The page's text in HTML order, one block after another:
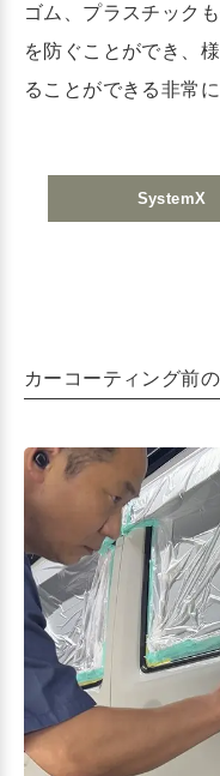
ゴム、プラスチック
を防ぐことができ、
ることができる非常
SystemX
カーコーティング前